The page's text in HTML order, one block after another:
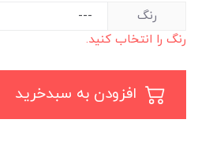
رنگ
رنگ را انتخاب کنید.